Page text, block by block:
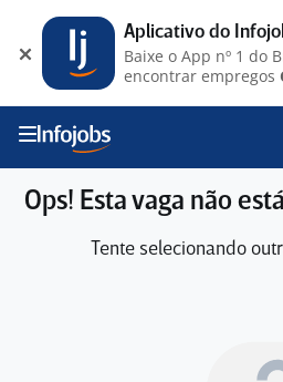
Ops! Esta vaga não
Tente selecionando
Aplicativo do
Baixe o App nº 1 do
encontrar empregos